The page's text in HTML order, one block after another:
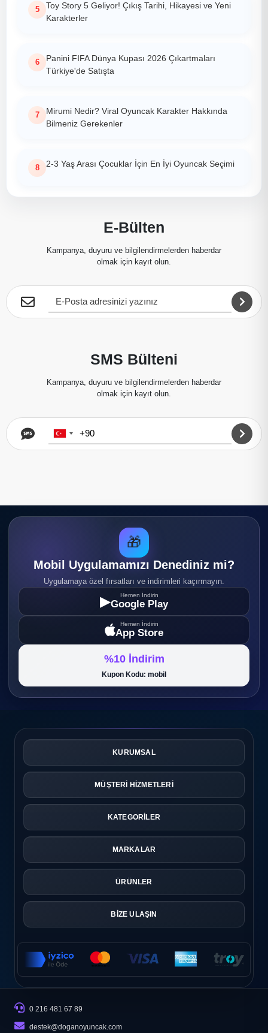
Toy Story 5 Geliyor! Çıkış Tarihi, Hikayesi ve Yeni
Karakterler
Panini FIFA Dünya Kupası 2026 Çıkartmaları
Türkiye'de Satışta
Mirumi Nedir? Viral Oyuncak Karakter Hakkında
Bilmeniz Gerekenler
2-3 Yaş Arası Çocuklar İçin En İyi Oyuncak Seçimi
E-Bülten
Kampanya, duyuru ve bilgilendirmelerden haberdar
olmak için kayıt olun.
SMS Bülteni
Kampanya, duyuru ve bilgilendirmelerden haberdar
olmak için kayıt olun.
🎁
Mobil Uygulamamızı Denediniz mi?
Uygulamaya özel fırsatları ve indirimleri kaçırmayın.
▶ Hemen İndirin
Google Play
Hemen İndirin
App Store
%10 İndirim
Kupon Kodu: mobil
KURUMSAL
MÜŞTERİ HİZMETLERİ
KATEGORİLER
MARKALAR
ÜRÜNLER
BİZE ULAŞIN
0 216 481 67 89
destek@doganoyuncak.com